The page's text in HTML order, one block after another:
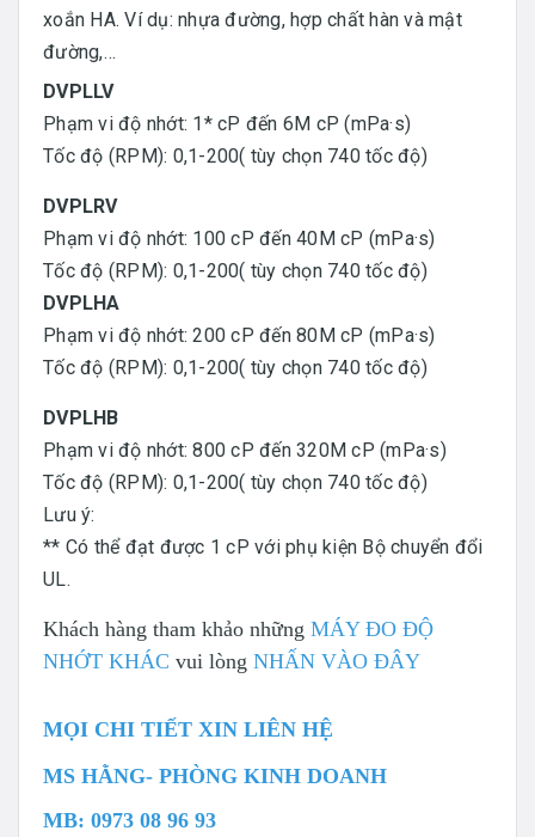
xoắn HA. Ví dụ: nhựa đường, hợp chất hàn và mật
đường,…
DVPLLV
Phạm vi độ nhớt: 1* cP đến 6M cP (mPa·s)
Tốc độ (RPM): 0,1-200( tùy chọn 740 tốc độ)
DVPLRV
Phạm vi độ nhớt: 100 cP đến 40M cP (mPa·s)
Tốc độ (RPM): 0,1-200( tùy chọn 740 tốc độ)
DVPLHA
Phạm vi độ nhớt: 200 cP đến 80M cP (mPa·s)
Tốc độ (RPM): 0,1-200( tùy chọn 740 tốc độ)
DVPLHB
Phạm vi độ nhớt: 800 cP đến 320M cP (mPa·s)
Tốc độ (RPM): 0,1-200( tùy chọn 740 tốc độ)
Lưu ý:
** Có thể đạt được 1 cP với phụ kiện Bộ chuyển đổi
UL.
Khách hàng tham khảo những MÁY ĐO ĐỘ
NHỚT KHÁC vui lòng NHẤN VÀO ĐÂY
MỌI CHI TIẾT XIN LIÊN HỆ
MS HẰNG- PHÒNG KINH DOANH
MB: 0973 08 96 93